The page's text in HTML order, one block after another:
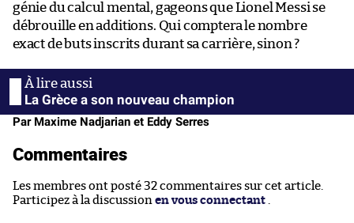
génie du calcul mental, gageons que Lionel Messi se
débrouille en additions. Qui comptera le nombre
exact de buts inscrits durant sa carrière, sinon ?
La Grèce a son nouveau champion
Par Maxime Nadjarian et Eddy Serres
Commentaires
Les membres ont posté 32 commentaires sur cet article.
Participez à la discussion en vous connectant .